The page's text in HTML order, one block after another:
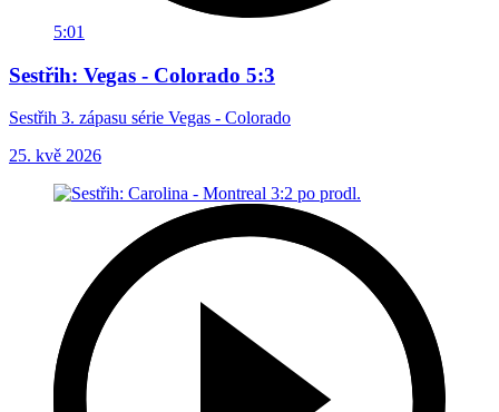
5:01
Sestřih: Vegas - Colorado 5:3
Sestřih 3. zápasu série Vegas - Colorado
25. kvě 2026